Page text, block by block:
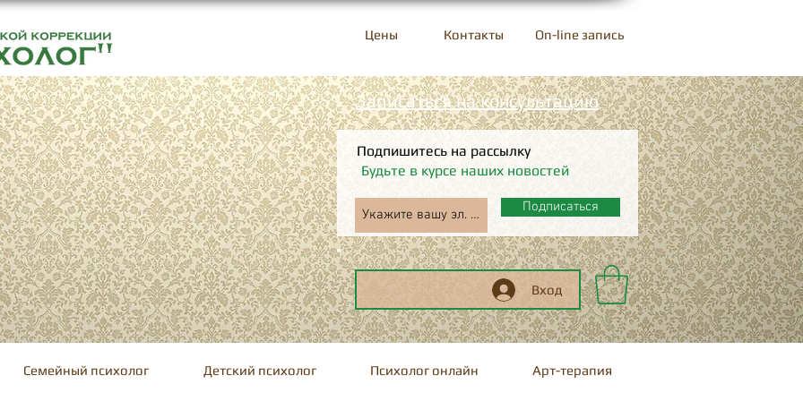
Цены Контакты On-line запись
Записаться на консультацию
Подпишитесь на рассылку
Будьте в курсе наших новостей
Подписаться
Вход
Семейный психолог Детский психолог Психолог онлайн Арт-терапия